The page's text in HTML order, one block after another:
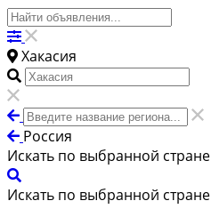
Хакасия
Россия
Искать по выбранной стране
Искать по выбранной стране